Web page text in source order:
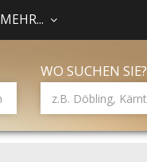
MEHR...
WO SUCHEN SIE?